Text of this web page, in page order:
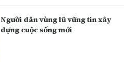
Người dân vùng lũ vững tin xây
dựng cuộc sống mới